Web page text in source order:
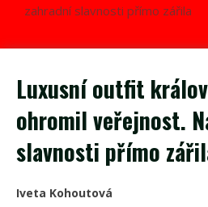
zahradní slavnosti přímo zářila
Luxusní outfit
ohromil veřejnost.
slavnosti přímo
Iveta Kohoutová